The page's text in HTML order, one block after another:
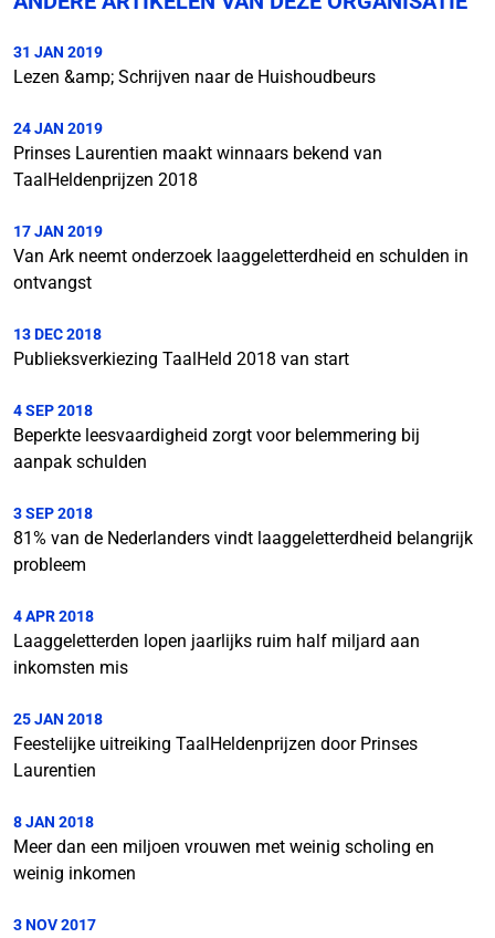
31 JAN 2019
Lezen &amp; Schrijven naar de Huishoudbeurs
24 JAN 2019
Prinses Laurentien maakt winnaars bekend van
TaalHeldenprijzen 2018
17 JAN 2019
Van Ark neemt onderzoek laaggeletterdheid en schulden in
ontvangst
13 DEC 2018
Publieksverkiezing TaalHeld 2018 van start
4 SEP 2018
Beperkte leesvaardigheid zorgt voor belemmering bij
aanpak schulden
3 SEP 2018
81% van de Nederlanders vindt laaggeletterdheid belangrijk
probleem
4 APR 2018
Laaggeletterden lopen jaarlijks ruim half miljard aan
inkomsten mis
25 JAN 2018
Feestelijke uitreiking TaalHeldenprijzen door Prinses
Laurentien
8 JAN 2018
Meer dan een miljoen vrouwen met weinig scholing en
weinig inkomen
3 NOV 2017